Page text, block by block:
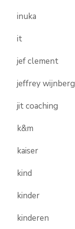
inuka
it
jef clement
jeffrey wijnberg
jit coaching
k&m
kaiser
kind
kinder
kinderen